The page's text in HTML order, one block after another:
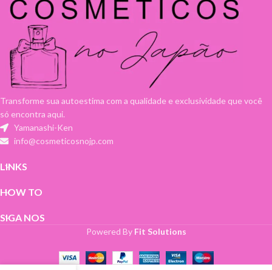
Transforme sua autoestima com a qualidade e exclusividade que você
só encontra aqui.
Yamanashi-Ken
info@cosmeticosnojp.com
LINKS
HOW TO
SIGA NOS
Powered By Fit Solutions